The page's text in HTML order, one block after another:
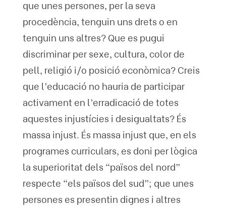
que unes persones, per la seva
procedència, tenguin uns drets o en
tenguin uns altres? Que es pugui
discriminar per sexe, cultura, color de
pell, religió i/o posició econòmica? Creis
que l’educació no hauria de participar
activament en l’erradicació de totes
aquestes injustícies i desigualtats? És
massa injust. És massa injust que, en els
programes curriculars, es doni per lògica
la superioritat dels “països del nord”
respecte “els països del sud”; que unes
persones es presentin dignes i altres